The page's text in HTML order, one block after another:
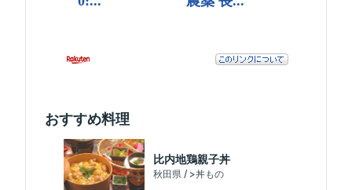
おすすめ料理
比内地鶏親子丼
秋田県 / >丼もの